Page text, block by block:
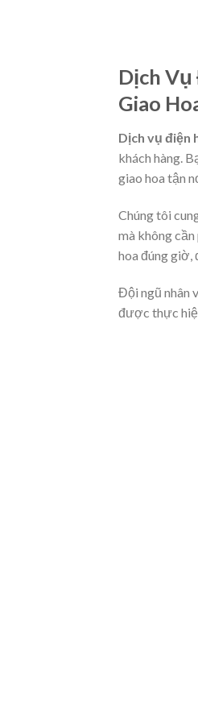
Dịch
Giao
Dịch vụ điện
khách hàng.
giao hoa tận
Chúng tôi
mà không
hoa đúng giờ,
Đội ngũ nhân
được thực